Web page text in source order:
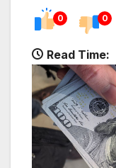
0 0
Read Time: